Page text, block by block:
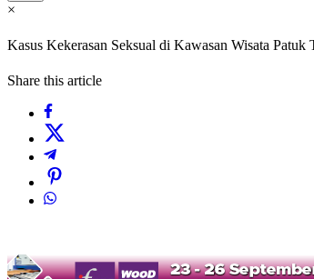
×
Kasus Kekerasan Seksual di Kawasan Wisata
Share this article